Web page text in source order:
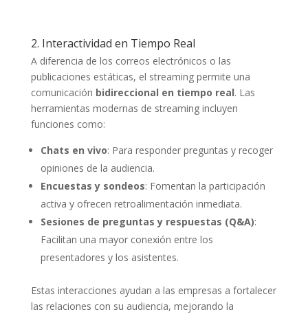
2. Interactividad en Tiempo Real
A diferencia de los correos electrónicos o las
publicaciones estáticas, el streaming permite una
comunicación bidireccional en tiempo real. Las
herramientas modernas de streaming incluyen
funciones como:
Chats en vivo: Para responder preguntas y recoger
opiniones de la audiencia.
Encuestas y sondeos: Fomentan la participación
activa y ofrecen retroalimentación inmediata.
Sesiones de preguntas y respuestas (Q&A):
Facilitan una mayor conexión entre los
presentadores y los asistentes.
Estas interacciones ayudan a las empresas a fortalecer
las relaciones con su audiencia, mejorando la